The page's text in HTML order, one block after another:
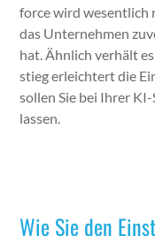
force wird wesentlich
das Unternehmen
hat. Ähn­lich ver­hält
stieg erle­ichtert die
sollen Sie bei Ihrer
lassen.
Wie Sie den